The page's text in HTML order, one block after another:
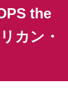
the
カン・